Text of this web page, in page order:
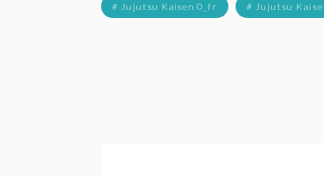
# Jujutsu Kaisen 0_fr # Jujutsu